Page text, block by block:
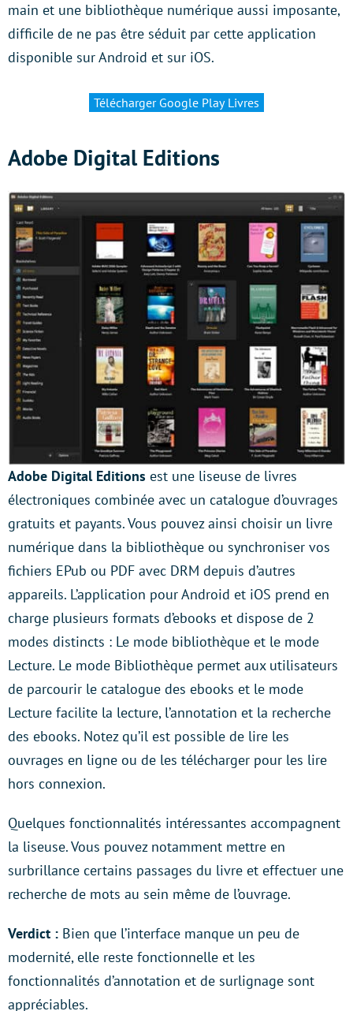
main et une bibliothèque numérique aussi imposante,
difficile de ne pas être séduit par cette application
disponible sur Android et sur iOS.
Télécharger Google Play Livres
Adobe Digital Editions
Adobe Digital Editions est une liseuse de livres
électroniques combinée avec un catalogue d’ouvrages
gratuits et payants. Vous pouvez ainsi choisir un livre
numérique dans la bibliothèque ou synchroniser vos
fichiers EPub ou PDF avec DRM depuis d’autres
appareils. L’application pour Android et iOS prend en
charge plusieurs formats d’ebooks et dispose de 2
modes distincts : Le mode bibliothèque et le mode
Lecture. Le mode Bibliothèque permet aux utilisateurs
de parcourir le catalogue des ebooks et le mode
Lecture facilite la lecture, l’annotation et la recherche
des ebooks. Notez qu’il est possible de lire les
ouvrages en ligne ou de les télécharger pour les lire
hors connexion.
Quelques fonctionnalités intéressantes accompagnent
la liseuse. Vous pouvez notamment mettre en
surbrillance certains passages du livre et effectuer une
recherche de mots au sein même de l’ouvrage.
Verdict : Bien que l’interface manque un peu de
modernité, elle reste fonctionnelle et les
fonctionnalités d’annotation et de surlignage sont
appréciables.